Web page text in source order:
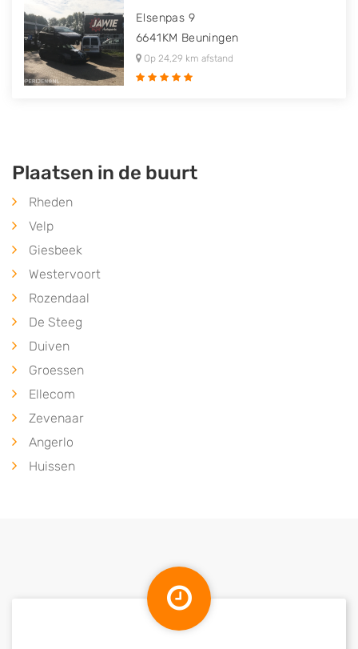
Elsenpas 9
6641KM Beuningen
Op 24,29 km afstand
Plaatsen in de buurt
Rheden
Velp
Giesbeek
Westervoort
Rozendaal
De Steeg
Duiven
Groessen
Ellecom
Zevenaar
Angerlo
Huissen